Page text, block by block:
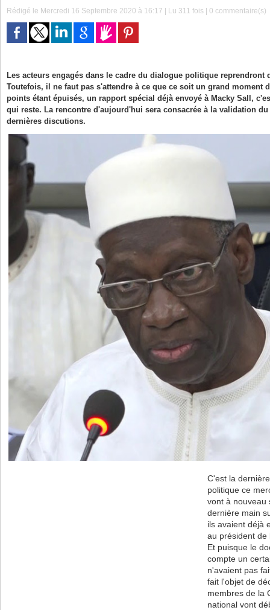
Rédigé le Mercredi 16 Septembre 2020 à 16:17 | Lu 311 fois |0 commentaire(s)
Les acteurs engagés dans le cadre du dialogue politique reprendront
Toutefois, il ne faut pas s'attendre à ce que ce soit un grand moment
points étant épuisés, un rapport spécial déjà envoyé à Macky Sall,
qui reste. La rencontre d'aujourd'hui sera consacrée à la validation
dernières discutions.
C'est la
politique ce
vont à nouveau
dernière main
ils avaient déjà
au président de
Et puisque le
compte un
n'avaient pas
fait l'objet de
membres de la
national vont